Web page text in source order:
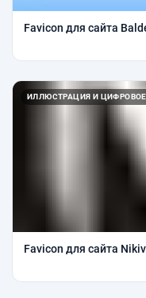
Favicon для сайта
ИЛЛЮСТРАЦИЯ И
Favicon для сайта